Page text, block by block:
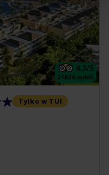
4.3/5
21826 opinii
Tylko w TUI